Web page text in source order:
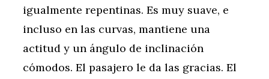
igualmente repentinas. Es muy suave, e
incluso en las curvas, mantiene una
actitud y un ángulo de inclinación
cómodos. El pasajero le da las gracias. El